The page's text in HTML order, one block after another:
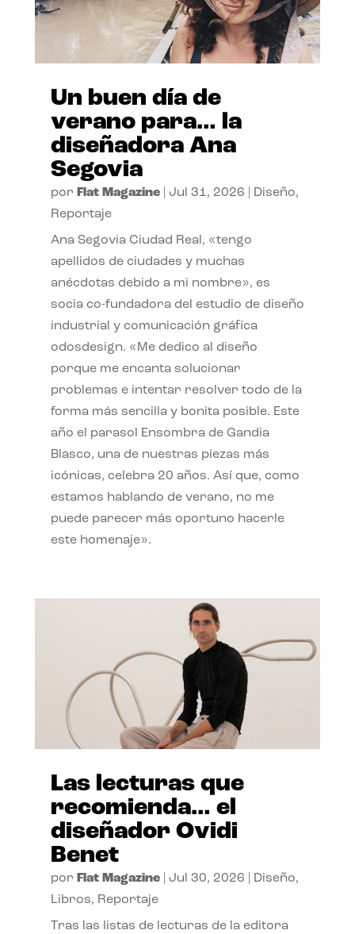
Un buen día de
verano para… la
diseñadora Ana
Segovia
por Flat Magazine| Jul 31, 2026 Diseño,
Reportaje
Ana Segovia Ciudad Real, «tengo
apellidos de ciudades y muchas
anécdotas debido a mi nombre», es
socia co-fundadora del estudio de diseño
industrial y comunicación gráfica
odosdesign. «Me dedico al diseño
porque me encanta solucionar
problemas e intentar resolver todo de la
forma más sencilla y bonita posible. Este
año el parasol Ensombra de Gandia
Blasco, una de nuestras piezas más
icónicas, celebra 20 años. Así que, como
estamos hablando de verano, no me
puede parecer más oportuno hacerle
este homenaje».
Las lecturas que
recomienda… el
diseñador Ovidi
Benet
por Flat Magazine| Jul 30, 2026 Diseño,
Libros, Reportaje
Tras las listas de lecturas de la editora